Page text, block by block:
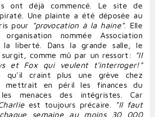
ont déjà commencé. Le site de
Une plainte a été déposée au
pour
"provocation à la haine". Elle
nommée Association
la liberté. Dans la grande salle, le
comme mû par un ressort:
"Il
et Fox qui veulent t'interroger!"
qu'il craint plus une grève chez
mettrait en péril les finances du
menaces des intégristes. Car
est toujours précaire
"Il faut
semaine au moins 30 000